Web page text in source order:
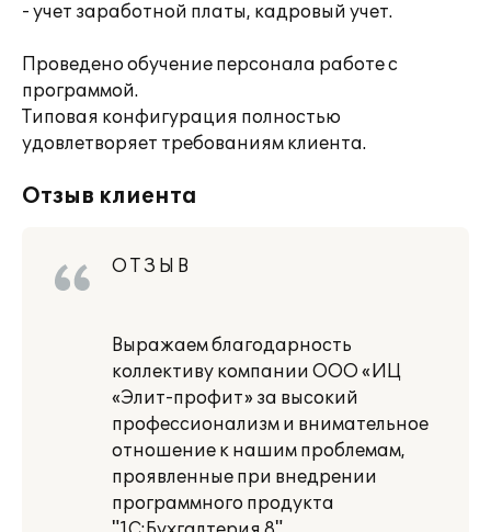
- учет заработной платы, кадровый учет.
Проведено обучение персонала работе с
программой.
Типовая конфигурация полностью
удовлетворяет требованиям клиента.
Отзыв клиента
О Т З Ы В
Выражаем благодарность
коллективу компании ООО «ИЦ
«Элит-профит» за высокий
профессионализм и внимательное
отношение к нашим проблемам,
проявленные при внедрении
программного продукта